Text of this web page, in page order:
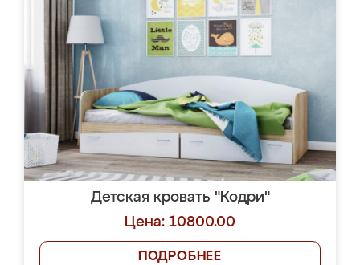
Детская кровать "Кодри"
Цена: 10800.00
ПОДРОБНЕЕ